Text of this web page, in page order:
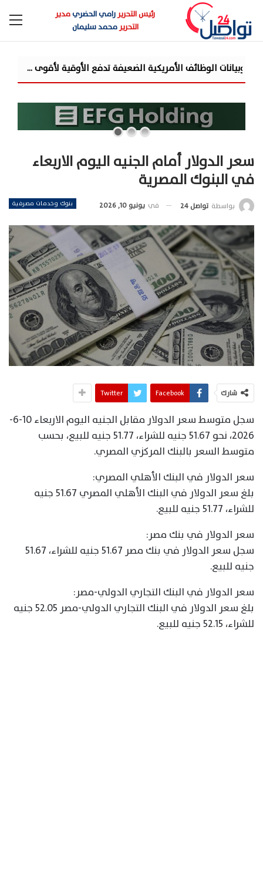
رئيس التحريررامي الحضريمدير
التحريرمحمد سليمان
جمعية الخبراء: 5 مميزات ضريبية في مبادرة «مزرعتك في مصر»
سعر الدولار أمام الجنيه اليوم الاربعاء
في البنوك المصرية
بنوك وخدمات مصرفية بواسطة تواصل 24 في يونيو 10, 2026
شارك Facebook
Twitter
سجل متوسط سعر الدولار مقابل الجنيه اليوم الاربعاء 10-6-
2026، نحو 51.67 جنيه للشراء، 51.77 جنيه للبيع، بحسب
متوسط السعر بالبنك المركزي المصري.
سعر الدولار في البنك الأهلي المصري:
بلغ سعر الدولار في البنك الأهلي المصري 51.67 جنيه
للشراء، 51.77 جنيه للبيع.
سعر الدولار في بنك مصر:
سجل سعر الدولار في بنك مصر 51.67 جنيه للشراء، 51.67
جنيه للبيع.
سعر الدولار في البنك التجاري الدولي-مصر:
بلغ سعر الدولار في البنك التجاري الدولي-مصر 52.05 جنيه
للشراء، 52.15 جنيه للبيع.